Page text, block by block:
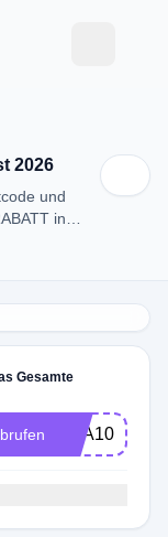
2026
und
in
Gesamte
TRA10